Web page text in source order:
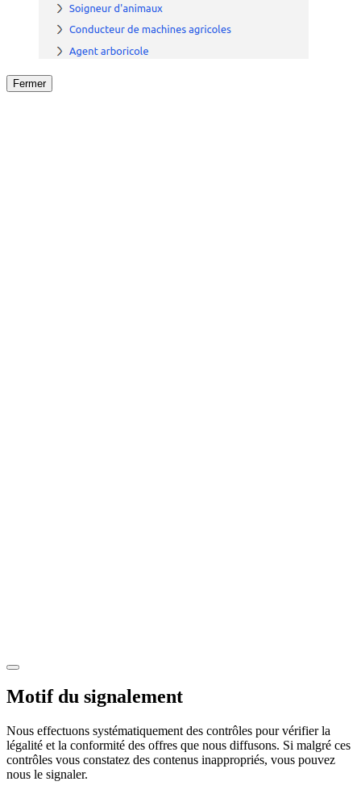
Fermer
Motif du signalement
Nous effectuons systématiquement des contrôles pour vérifier la
légalité et la conformité des offres que nous diffusons. Si malgré ces
contrôles vous constatez des contenus inappropriés, vous pouvez
nous le signaler.